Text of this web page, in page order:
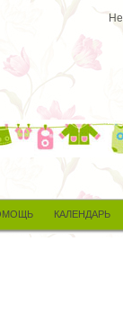
КАЛЕНДАРЬ